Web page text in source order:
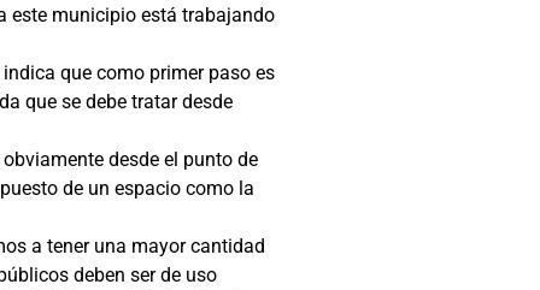
este municipio está trabajando
que como primer paso es
que se debe tratar desde
desde el punto de
de un espacio como la
a tener una mayor cantidad
deben ser de uso